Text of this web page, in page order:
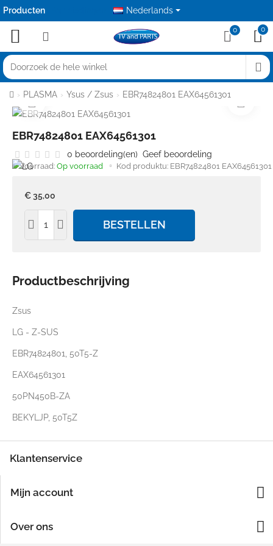
Producten Nederlands
0 0
Doorzoek
winkel
home
PLASMA Ysus / Zsus EBR74824801 EAX64561301
EBR74824801 EAX64561301
Voorraad: Op voorraad Kod produktu: EBR74824801 EAX64561301
0 beoordeling(en) Geef beoordeling
€ 35,00
BESTELLEN
Productbeschrijving
Zsus
LG - Z-SUS
EBR74824801, 50T5-Z
EAX64561301
50PN450B-ZA
BEKYLJP, 50T5Z
Klantenservice
Mijn account
Over ons